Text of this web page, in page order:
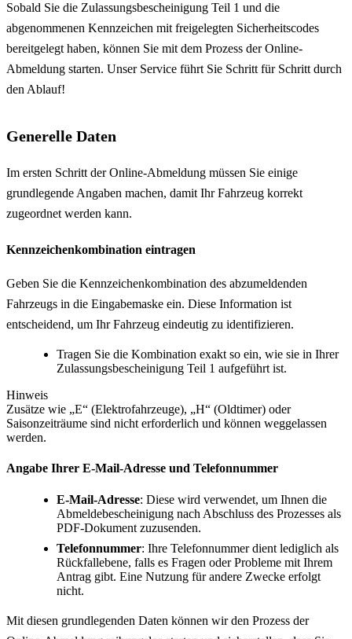
Sobald Sie die Zulassungsbescheinigung Teil 1 und die
abgenommenen Kennzeichen mit freigelegten Sicherheitscodes
bereitgelegt haben, können Sie mit dem Prozess der Online-
Abmeldung starten. Unser Service führt Sie Schritt für Schritt durch
den Ablauf!
Generelle Daten
Im ersten Schritt der Online-Abmeldung müssen Sie einige
grundlegende Angaben machen, damit Ihr Fahrzeug korrekt
zugeordnet werden kann.
Kennzeichenkombination eintragen
Geben Sie die Kennzeichenkombination des abzumeldenden
Fahrzeugs in die Eingabemaske ein. Diese Information ist
entscheidend, um Ihr Fahrzeug eindeutig zu identifizieren.
Tragen Sie die Kombination exakt so ein, wie sie in Ihrer
Zulassungsbescheinigung Teil 1 aufgeführt ist.
Hinweis
Zusätze wie „E“ (Elektrofahrzeuge), „H“ (Oldtimer) oder
Saisonzeiträume sind nicht erforderlich und können weggelassen
werden.
Angabe Ihrer E-Mail-Adresse und Telefonnummer
E-Mail-Adresse: Diese wird verwendet, um Ihnen die
Abmeldebescheinigung nach Abschluss des Prozesses als
PDF-Dokument zuzusenden.
Telefonnummer: Ihre Telefonnummer dient lediglich als
Rückfallebene, falls es Fragen oder Probleme mit Ihrem
Antrag gibt. Eine Nutzung für andere Zwecke erfolgt
nicht.
Mit diesen grundlegenden Daten können wir den Prozess der